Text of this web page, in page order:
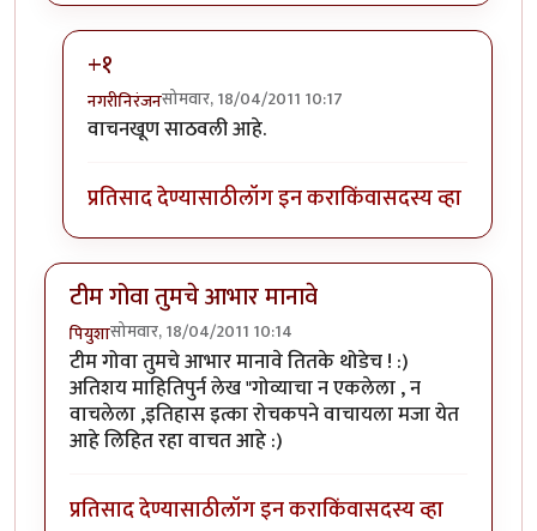
+१
नगरीनिरंजनसोमवार, 18/04/2011 10:17
In reply toछान लेख!by
वाचनखूण साठवली आहे.
प्रतिसाद देण्यासाठीलॉग इन कराकिंवासदस्य व्हा
टीम गोवा तुमचे आभार मानावे
पियुशासोमवार, 18/04/2011 10:14
टीम गोवा तुमचे आभार मानावे तितके थोडेच ! :)
अतिशय माहितिपुर्न लेख "गोव्याचा न एकलेला , न
वाचलेला ,इतिहास इत्का रोचकपने वाचायला मजा येत
आहे लिहित रहा वाचत आहे :)
प्रतिसाद देण्यासाठीलॉग इन कराकिंवासदस्य व्हा